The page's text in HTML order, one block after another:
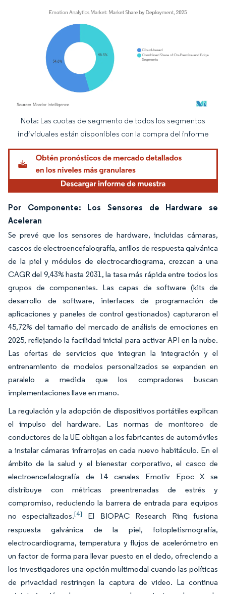
Imagen © Mordor Intelligence. El uso requiere atribución según CC BY 4.0.
Nota: Las cuotas de segmento de todos los segmentos
individuales están disponibles con la compra del informe
Por Componente: Los Sensores de Hardware se
Aceleran
Se prevé que los sensores de hardware, incluidas cámaras,
cascos de electroencefalografía, anillos de respuesta galvánica
de la piel y módulos de electrocardiograma, crezcan a una
CAGR del 9,43% hasta 2031, la tasa más rápida entre todos los
grupos de componentes. Las capas de software (kits de
desarrollo de software, interfaces de programación de
aplicaciones y paneles de control gestionados) capturaron el
45,72% del tamaño del mercado de análisis de emociones en
2025, reflejando la facilidad inicial para activar API en la nube.
Las ofertas de servicios que integran la integración y el
entrenamiento de modelos personalizados se expanden en
paralelo a medida que los compradores buscan
implementaciones llave en mano.
La regulación y la adopción de dispositivos portátiles explican
el impulso del hardware. Las normas de monitoreo de
conductores de la UE obligan a los fabricantes de automóviles
a instalar cámaras infrarrojas en cada nuevo habitáculo. En el
ámbito de la salud y el bienestar corporativo, el casco de
electroencefalografía de 14 canales Emotiv Epoc X se
distribuye con métricas preentrenadas de estrés y
compromiso, reduciendo la barrera de entrada para equipos
no especializados.[4]
El BIOPAC Research Ring fusiona
respuesta galvánica de la piel, fotopletismografía,
electrocardiograma, temperatura y flujos de acelerómetro en
un factor de forma para llevar puesto en el dedo, ofreciendo a
los investigadores una opción multimodal cuando las políticas
de privacidad restringen la captura de video. La continua